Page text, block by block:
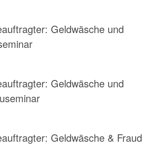
Geldwäsche und
Geldwäsche und
Geldwäsche & Fraud